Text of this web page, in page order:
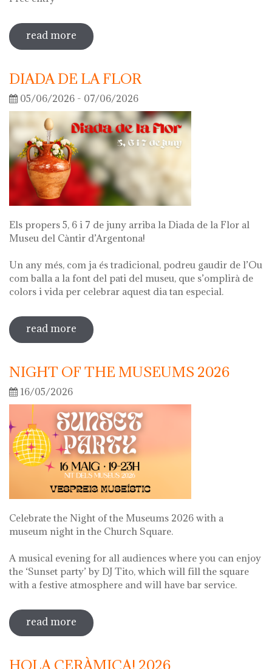
read more sobre guided tour of the exhibition
'what's left of me'
DIADA DE LA FLOR
05/06/2026 - 07/06/2026
Els propers 5, 6 i 7 de juny arriba la Diada de la Flor al
Museu del Càntir d’Argentona!
Un any més, com ja és tradicional, podreu gaudir de l’Ou
com balla a la font del pati del museu, que s’omplirà de
colors i vida per celebrar aquest dia tan especial.
read more sobre diada de la flor
NIGHT OF THE MUSEUMS 2026
16/05/2026
Celebrate the Night of the Museums 2026 with a
museum night in the Church Square.
A musical evening for all audiences where you can enjoy
the ‘Sunset party’ by DJ Tito, which will fill the square
with a festive atmosphere and will have bar service.
read more sobre night of the museums 2026
HOLA CERÀMICA! 2026